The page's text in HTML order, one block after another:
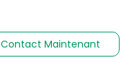
Contact Maintenant